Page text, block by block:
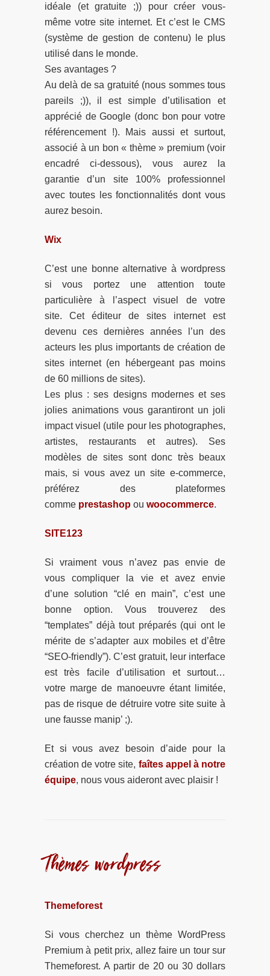
idéale (et gratuite ;)) pour créer vous-
même votre site internet. Et c’est le CMS
(système de gestion de contenu) le plus
utilisé dans le monde.
Ses avantages ?
Au delà de sa gratuité (nous sommes tous
pareils ;)), il est simple d’utilisation et
apprécié de Google (donc bon pour votre
référencement !). Mais aussi et surtout,
associé à un bon « thème » premium (voir
encadré ci-dessous), vous aurez la
garantie d’un site 100% professionnel
avec toutes les fonctionnalités dont vous
aurez besoin.
Wix
C’est une bonne alternative à wordpress
si vous portez une attention toute
particulière à l’aspect visuel de votre
site. Cet éditeur de sites internet est
devenu ces dernières années l’un des
acteurs les plus importants de création de
sites internet (en hébergeant pas moins
de 60 millions de sites).
Les plus : ses designs modernes et ses
jolies animations vous garantiront un joli
impact visuel (utile pour les photographes,
artistes, restaurants et autres). Ses
modèles de sites sont donc très beaux
mais, si vous avez un site e-commerce,
préférez des plateformes
comme prestashop ou woocommerce.
SITE123
Si vraiment vous n’avez pas envie de
vous compliquer la vie et avez envie
d’une solution “clé en main”, c’est une
bonne option. Vous trouverez des
“templates” déjà tout préparés (qui ont le
mérite de s’adapter aux mobiles et d’être
“SEO-friendly”). C’est gratuit, leur interface
est très facile d’utilisation et surtout…
votre marge de manoeuvre étant limitée,
pas de risque de détruire votre site suite à
une fausse manip’ ;).
Et si vous avez besoin d’aide pour la
création de votre site, faîtes appel à notre
équipe, nous vous aideront avec plaisir !
Thèmes wordpress
Themeforest
Si vous cherchez un thème WordPress
Premium à petit prix, allez faire un tour sur
Themeforest. A partir de 20 ou 30 dollars